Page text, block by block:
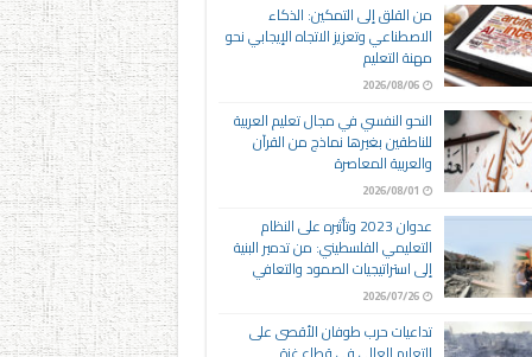
من القلق إلى التمكين: الذكاء
الاصطناعي وتعزيز الاتجاه الإيجابي نحو
مهنة التعليم
2026/08/06
النحو النفسي في مجال تعليم العربية
للناطقين بغيرها نماذج من القرآن
والعربية المعاصرة
2026/08/01
عدوان 2023 وتأثيره على النظام
التعليمي الفلسطيني: من تدمير البنية
إلى استراتيجيات الصمود والتعافي
2026/07/26
تداعيات حرب طوفان الأقصى على